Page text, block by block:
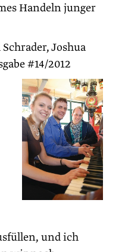
Handeln junger
Joshua
#14/2012
und ich